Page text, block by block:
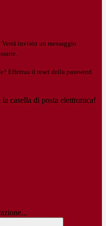
Verrà inviato un messaggio
Effettua il reset della password
casella di posta elettronica!